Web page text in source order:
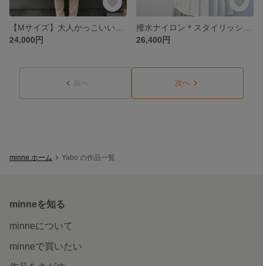
24,000円
26,400円
前へ 次へ
minne ホーム Yabo の作品一覧
minneを知る
minneについて
minneで買いたい